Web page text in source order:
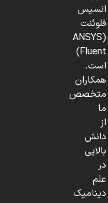
انسیس
فلوئنت
(ANSYS
Fluent)
است.
همکاران
متخصص
ما
از
دانش
بالایی
در
علم
دینامیک